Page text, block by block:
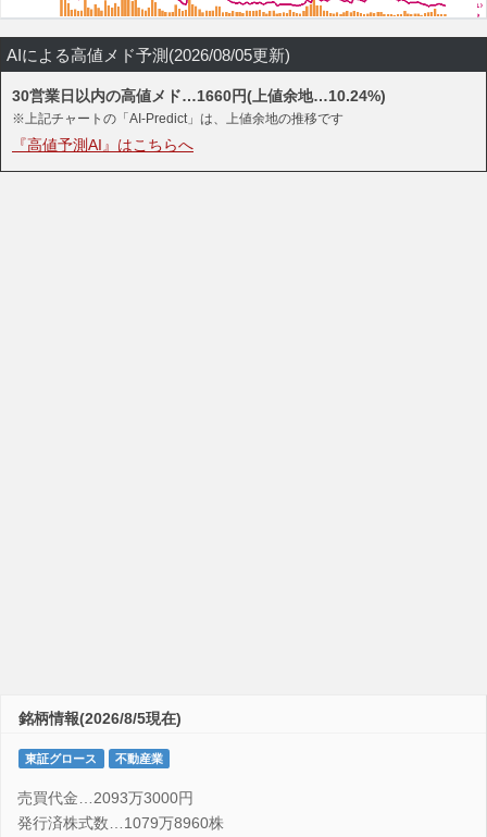
AIによる高値メド予測(2026/08/05更新)
30営業日以内の高値メド…1660円(上値余地…10.24%)
※上記チャートの「AI-Predict」は、上値余地の推移です
『高値予測AI』はこちらへ
銘柄情報(2026/8/5現在)
東証グロース 不動産業
売買代金…2093万3000円
発行済株式数…1079万8960株